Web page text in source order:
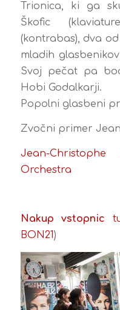
Trionica, ki ga
Škofic
(kontrabas), dva
mladih
Svoj pečat pa
Hobi Godalkarji.
Popolni glasbeni
Zvočni primer
Jean-
Orchestra
Nakup vstopnic
BON21)